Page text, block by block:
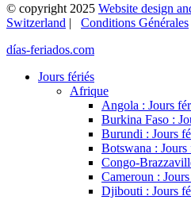
© copyright 2025 Website design
Switzerland | Conditions Générales
días-feriados.com
Jours fériés
Afrique
Angola : Jours
Burkina Faso :
Burundi : Jours
Botswana : Jours
Congo-
Cameroun :
Djibouti : Jours